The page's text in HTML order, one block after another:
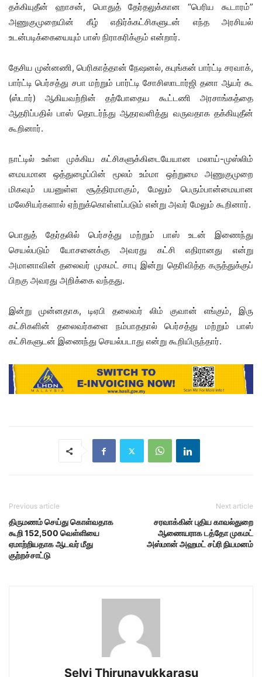
தக்கியுதீன் ஹாசன், பொதுத் தேர்தலுக்கான “பெரிய கூடாரம்”
அணுகுமுறையின் கீழ் எதிர்க்கட்சிகளுடன் எந்த அரசியல்
உடன்படிக்கையையும் பாஸ் நிராகரிக்கும் என்றார்.
தேசிய முன்னணி, பெரிகாத்தான் நேஷனல், கபுங்கன் பார்ட்டி சரவாக்,
பார்ட்டி பெர்சத்து சபா மற்றும் பார்ட்டி சோசிஸாடார்ஜி தனா ஆயர் கூ
(ஸ்டார்) ஆகியவற்றின் தற்போதைய கூட்டணி அரசாங்கத்தை
ஆதரிப்பதில் பாஸ் தொடர்ந்து ஆதரவளித்து வருவதாக தக்கியுதீன்
கூறினார்.
நாட்டில் உள்ள முக்கிய கட்சிகளுக்கிடையேயான மலாய்-முஸ்லிம்
மையமான ஒத்துழைப்பின் மூலம் உம்மா ஒற்றுமை அணுகுமுறை
மிகவும் பயனுள்ள சூத்திரமாகும், மேலும் பெரும்பான்மையான
மலேசியர்களால் ஏற்றுக்கொள்ளப்படும் என்று அவர் மேலும் கூறினார்.
பொதுத் தேர்தலில் பெர்சத்து மற்றும் பாஸ் உடன் இணைந்து
செயல்படும் யோசனைக்கு அவரது கட்சி எதிரானது என்று
அமானாவின் தலைவர் முகமட் சாபு இன்று தெரிவித்த கருத்துக்குப்
பிறகு அவரது அறிக்கை வந்தது.
இன்று முன்னதாக, டிஏபி தலைவர் லிம் குவான் எங்கும், இரு
கட்சிகளின் தலைவர்களை நம்பாததால் பெர்சத்து மற்றும் பாஸ்
கட்சிகளுடன் இணைந்து செயல்படாது என்று கூறியிருந்தார்.
Previous article
திருமணம் செய்து கொள்வதாக
கூறி 152,500 வெள்ளியை
ஏமாற்றியதாக ஆடவர் மீது
குற்றச்சாட்டு
Next article
சரவாக்கின் புதிய காவல்துறை
ஆணையராக டத்தோ முகமட்
அஸ்மான் அஹமட் சப்ரி நியமனம்
Selvi Thirunavukkarasu